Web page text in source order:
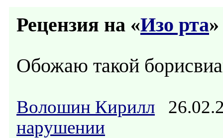
Рецензия на «Изо рта
Обожаю такой
Волошин Кирилл
нарушении